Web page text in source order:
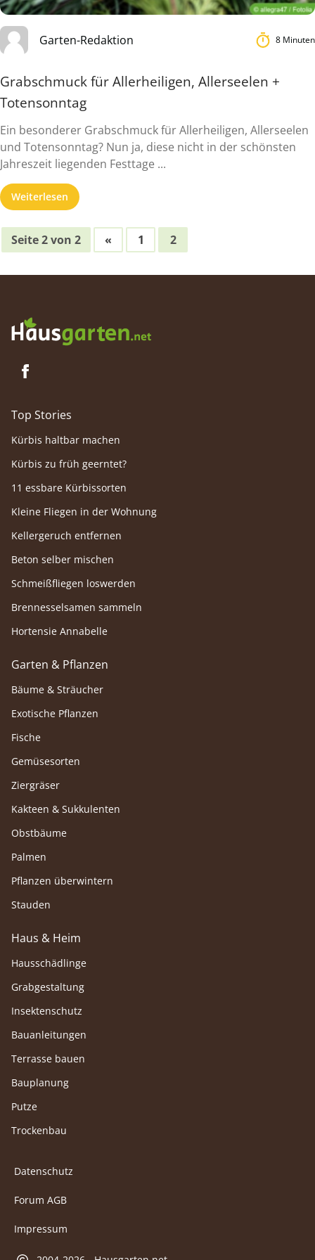
Garten-Redaktion 8 Minuten
Grabschmuck für Allerheiligen, Allerseelen +
Totensonntag
Ein besonderer Grabschmuck für Allerheiligen, Allerseelen
und Totensonntag? Nun ja, diese nicht in der schönsten
Jahreszeit liegenden Festtage ...
Weiterlesen
Seite 2 von 2 « 1 2
Top Stories
Kürbis haltbar machen
Kürbis zu früh geerntet?
11 essbare Kürbissorten
Kleine Fliegen in der Wohnung
Kellergeruch entfernen
Beton selber mischen
Schmeißfliegen loswerden
Brennesselsamen sammeln
Hortensie Annabelle
Garten & Pflanzen
Bäume & Sträucher
Exotische Pflanzen
Fische
Gemüsesorten
Ziergräser
Kakteen & Sukkulenten
Obstbäume
Palmen
Pflanzen überwintern
Stauden
Haus & Heim
Hausschädlinge
Grabgestaltung
Insektenschutz
Bauanleitungen
Terrasse bauen
Bauplanung
Putze
Trockenbau
Datenschutz
Forum AGB
Impressum